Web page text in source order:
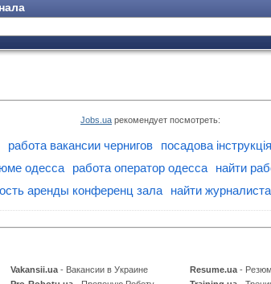
Jobs.ua рекомендует посмотреть:
работа вакансии чернигов посадова
одесса работа оператор одесса
найти
аренды конференц зала
найти
Vakansii.ua - Вакансии в Украине Resume.ua -